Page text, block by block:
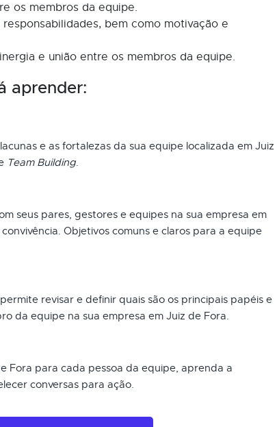
os membros da equipe.
bem como motivação e
e união entre os membros da equipe.
aprender:
e as fortalezas da sua equipe localizada em Juiz
Team Building.
seus pares, gestores e equipes na sua empresa em
Objetivos comuns e claros para a equipe
permite revisar e definir quais são os principais papéis e
da equipe na sua empresa em Juiz de Fora.
Fora para cada pessoa da equipe, aprenda a
conversas para ação.